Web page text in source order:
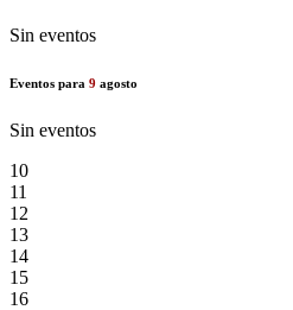
Sin eventos
Eventos para 9 agosto
Sin eventos
10
11
12
13
14
15
16